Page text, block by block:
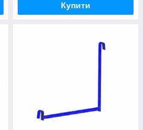
Купити